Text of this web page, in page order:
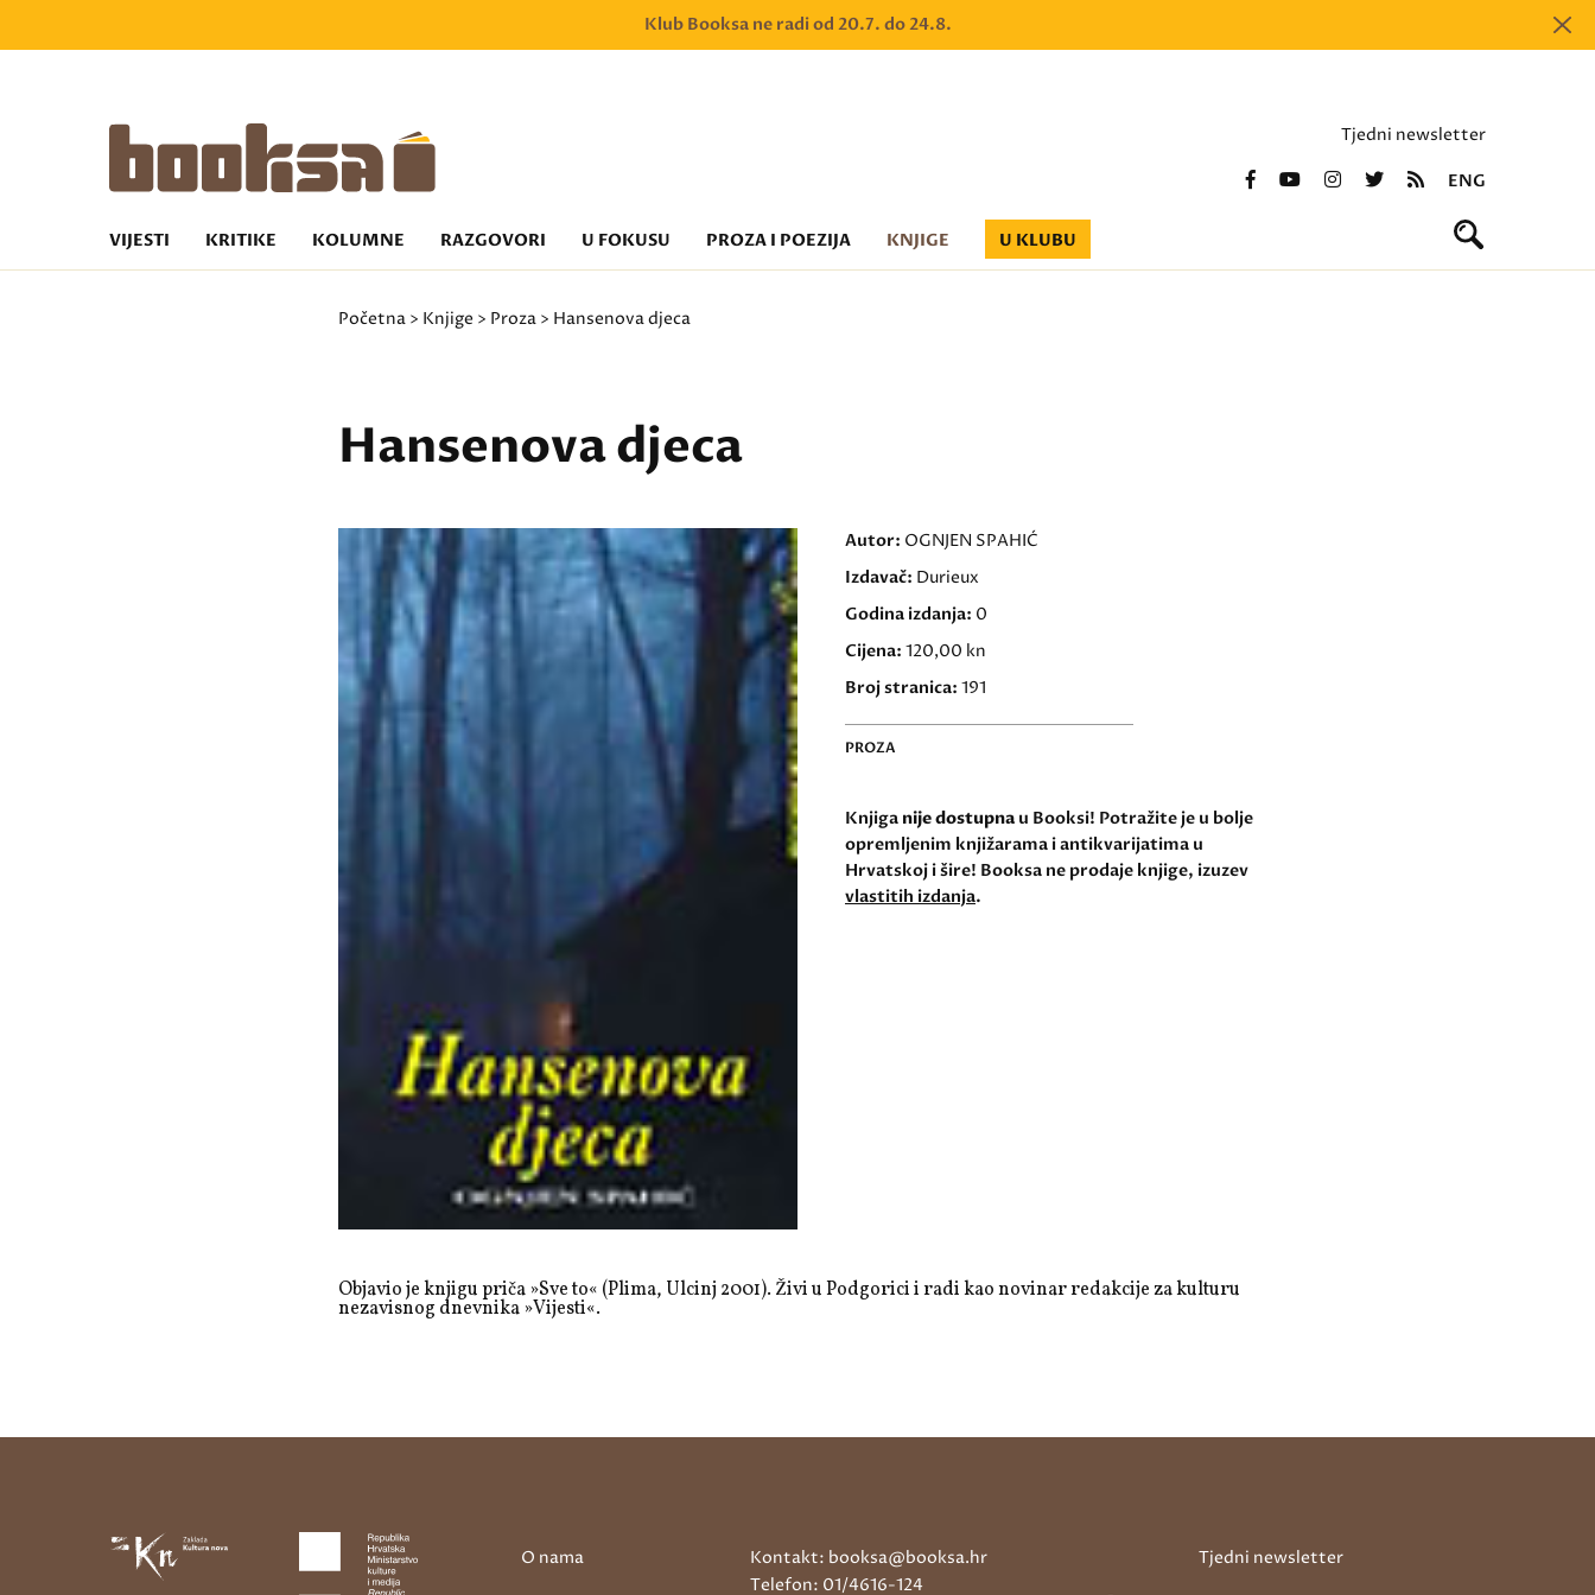
Klub Booksa ne radi od 20.7. do 24.8.
Tjedni newsletter
ENG
VIJESTI KRITIKE KOLUMNE RAZGOVORI U FOKUSU PROZA I POEZIJA KNJIGE U KLUBU
Početna > Knjige > Proza > Hansenova djeca
Hansenova djeca
Autor: OGNJEN SPAHIĆ
Izdavač: Durieux
Godina izdanja: 0
Cijena: 120,00 kn
Broj stranica: 191
PROZA
Knjiga nije dostupna u Booksi! Potražite je u bolje
opremljenim knjižarama i antikvarijatima u
Hrvatskoj i šire! Booksa ne prodaje knjige, izuzev
vlastitih izdanja.
Objavio je knjigu priča »Sve to« (Plima, Ulcinj 2001). Živi u Podgorici i radi kao novinar redakcije za kulturu
nezavisnog dnevnika »Vijesti«.
O nama
Kontakt: booksa@booksa.hr
Telefon: 01/4616-124
Tjedni newsletter